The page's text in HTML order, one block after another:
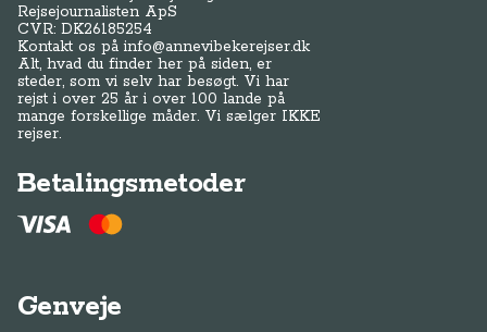
Rejsejournalisten ApS
CVR: DK26185254
Kontakt os påinfo@annevibekerejser.dk
Alt, hvad du finder her på siden, er
steder, som vi selv har besøgt. Vi har
rejst i over 25 år i over 100 lande på
mange forskellige måder. Vi sælger IKKE
rejser.
Betalingsmetoder
Genveje